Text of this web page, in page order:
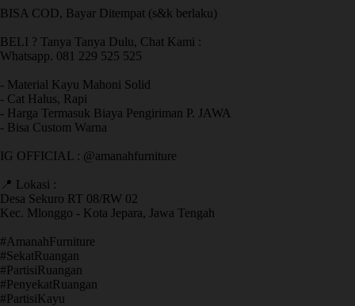
BISA COD, Bayar Ditempat (s&k berlaku)
BELI ? Tanya Tanya Dulu, Chat Kami :
Whatsapp. 081 229 525 525
- Material Kayu Mahoni Solid
- Cat Halus, Rapi
- Harga Termasuk Biaya Pengiriman P. JAWA
- Bisa Custom Warna
IG OFFICIAL : @amanahfurniture
📍 Lokasi :
Desa Sekuro RT 08/RW 02
Kec. Mlonggo - Kota Jepara, Jawa Tengah
​#AmanahFurniture
​#SekatRuangan
​#PartisiRuangan
​#PenyekatRuangan
​#PartisiKayu